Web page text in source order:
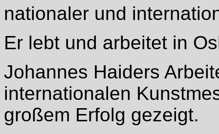
nationaler und
Er lebt und arbeitet in
Johannes Haiders
internationalen
großem Erfolg gezeigt.